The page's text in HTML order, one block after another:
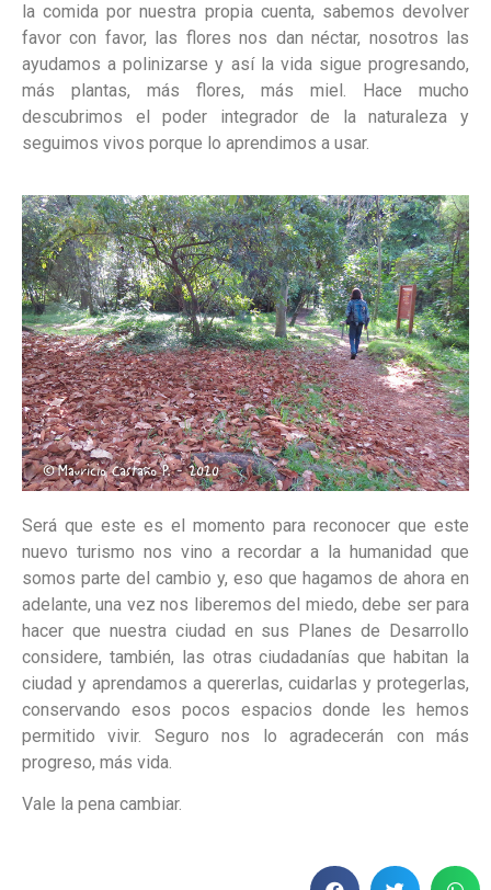
la comida por nuestra propia cuenta, sabemos devolver
favor con favor, las flores nos dan néctar, nosotros las
ayudamos a polinizarse y así la vida sigue progresando,
más plantas, más flores, más miel. Hace mucho
descubrimos el poder integrador de la naturaleza y
seguimos vivos porque lo aprendimos a usar.
Será que este es el momento para reconocer que este
nuevo turismo nos vino a recordar a la humanidad que
somos parte del cambio y, eso que hagamos de ahora en
adelante, una vez nos liberemos del miedo, debe ser para
hacer que nuestra ciudad en sus Planes de Desarrollo
considere, también, las otras ciudadanías que habitan la
ciudad y aprendamos a quererlas, cuidarlas y protegerlas,
conservando esos pocos espacios donde les hemos
permitido vivir. Seguro nos lo agradecerán con más
progreso, más vida.
Vale la pena cambiar.